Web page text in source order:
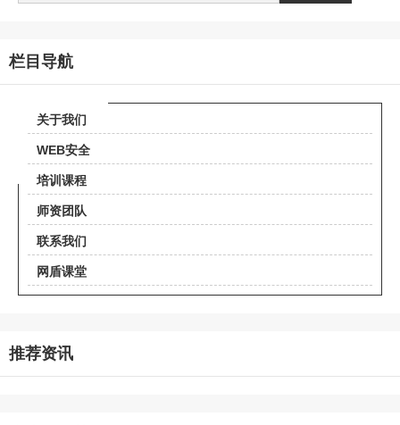
栏目导航
关于我们
WEB安全
培训课程
师资团队
联系我们
网盾课堂
推荐资讯